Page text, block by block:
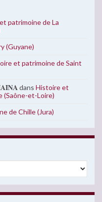
patrimoine de La
(Guyane)
et patrimoine de Saint
dans Histoire et
(Saône-et-Loire)
de Chille (Jura)